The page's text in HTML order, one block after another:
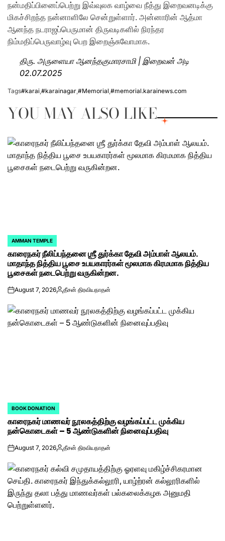
நன்மதிப்பினைப்பெற்று இவ்வுலக வாழ்வை நீத்து இறைவனடிக்கு
மிகச்சிறந்த நன்னாளிலே சென்றுள்ளார். அன்னாரின் ஆத்மா
ஆனந்த நடராஜப்பெருமான் திருவடிகளில் நிரந்தர
நிம்மதிப்பெருவாழ்வு பெற இறைஞ்சுவோமாக.
திரு. அருளையா ஆனந்தகுமாரசாமி | இறைவன் அடி
02.07.2025
Tags#karai,#karainagar,#Memorial,#memorial.karainews.com
YOU MAY ALSO LIKE
POSTED
IN
AMMAN TEMPLE
காரைநகர் நீலிப்பந்தனை ஶ்ரீ துர்க்கா தேவி அம்பாள் ஆலயம்.
மாதாந்த நித்திய பூசை உபயகாரர்கள் மூலமாக கிரமமாக நித்திய
பூசைகள் நடைபெற்று வருகின்றன.
onAugust 7, 2026Posted
தீசன் திரவியநாதன்
POSTED
IN
BOOK DONATION
காரைநகர் மாணவர் நூலகத்திற்கு வழங்கப்பட்ட முக்கிய
நன்கொடைகள் – 5 ஆண்டுகளின் நினைவுப்பதிவு
onAugust 7, 2026Posted
தீசன் திரவியநாதன்